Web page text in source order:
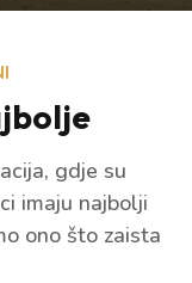
gdje su
imaju najbolji
ono što zaista